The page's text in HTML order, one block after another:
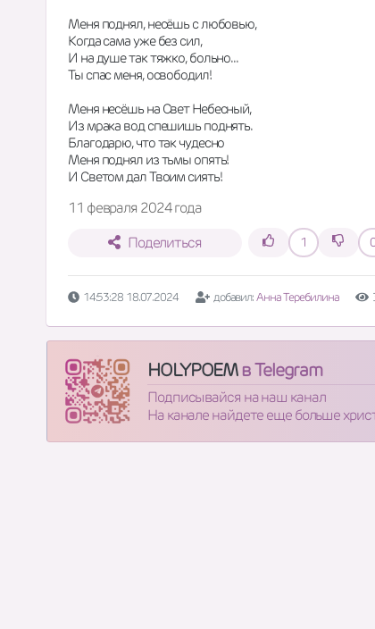
Меня поднял, несёшь с любовью,
Когда сама уже без сил,
И на душе так тяжко, больно...
Ты спас меня, освободил!
Меня несёшь на Свет Небесный,
Из мрака вод спешишь поднять.
Благодарю, что так чудесно
Меня поднял из тьмы опять!
И Светом дал Твоим сиять!
11 февраля 2024 года
Поделиться
1
14:53:28 18.07.2024 добавил:Анна Теребилина
HOLYPOEMв Telegram
Подписывайся на наш канал
На канале найдете еще больше